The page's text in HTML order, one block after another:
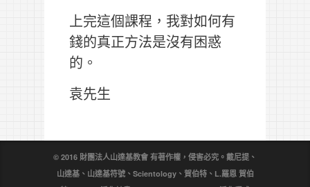
上完這個課程，我對如何有
錢的真正方法是沒有困惑
的。
袁先生
© 2016 財團法人山達基教會 有著作權，侵害必究。戴尼提、
山達基、山達基符號、Scientology、賀伯特、L.羅恩 賀伯